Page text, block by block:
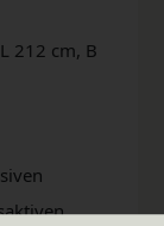
212 cm, B